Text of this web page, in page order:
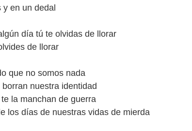
en un dedal
día tú te olvidas de llorar
de llorar
que no somos nada
nuestra identidad
la manchan de guerra
los días de nuestras vidas de mierda